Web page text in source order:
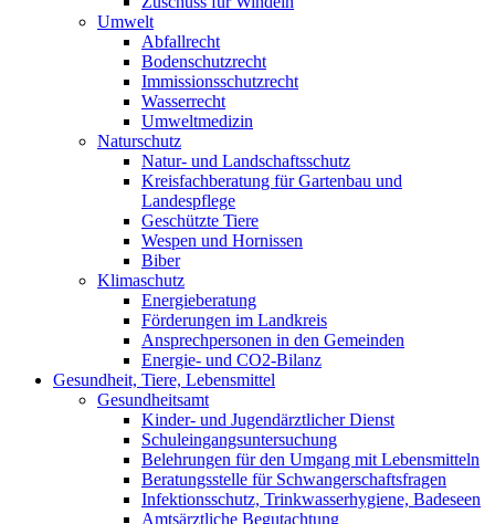
Umwelt
Abfallrecht
Bodenschutzrecht
Immissionsschutzrecht
Wasserrecht
Umweltmedizin
Naturschutz
Natur- und Landschaftsschutz
Kreisfachberatung für Gartenbau und
Landespflege
Geschützte Tiere
Wespen und Hornissen
Biber
Klimaschutz
Energieberatung
Förderungen im Landkreis
Ansprechpersonen in den Gemeinden
Energie- und CO2-Bilanz
Gesundheit, Tiere, Lebensmittel
Gesundheitsamt
Kinder- und Jugendärztlicher Dienst
Schuleingangsuntersuchung
Belehrungen für den Umgang mit Lebensmitteln
Beratungsstelle für Schwangerschaftsfragen
Infektionsschutz, Trinkwasserhygiene, Badeseen
Amtsärztliche Begutachtung